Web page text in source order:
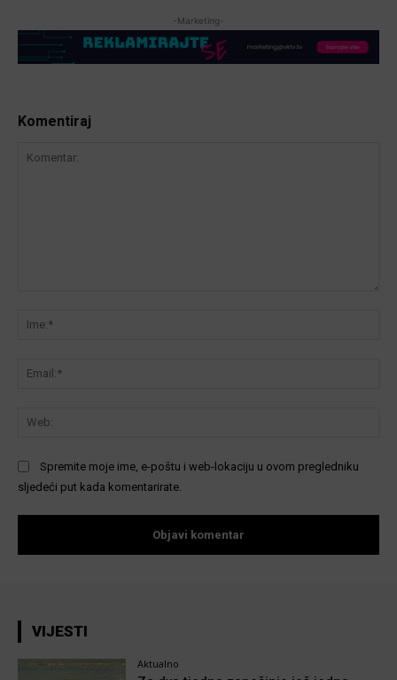
-Marketing-
Komentiraj
Spremite moje ime, e-poštu i web-lokaciju u ovom pregledniku
sljedeći put kada komentarirate.
VIJESTI
Aktualno